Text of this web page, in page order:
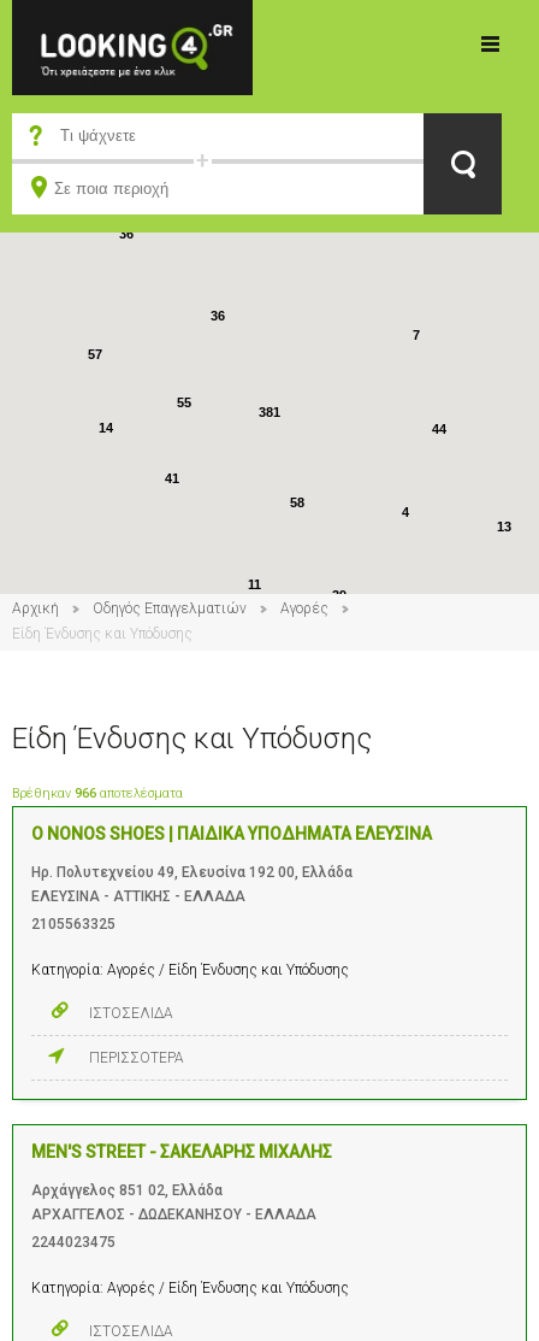
381
57
39
44
41
36
55
36
13
58
14
7
11
4
Αρχική Οδηγός Επαγγελματιών
Αγορές
Είδη Ένδυσης και Υπόδυσης
Είδη Ένδυσης και Υπόδυσης
Βρέθηκαν 966 αποτελέσματα
O NONOS SHOES | ΠΑΙΔΙΚΑ ΥΠΟΔΗΜΑΤΑ ΕΛΕΥΣΙΝΑ
Ηρ. Πολυτεχνείου 49, Ελευσίνα 192 00, Ελλάδα
ΕΛΕΥΣΙΝΑ - ΑΤΤΙΚΗΣ - ΕΛΛΑΔΑ
2105563325
Κατηγορία: Αγορές / Είδη Ένδυσης και Υπόδυσης
ΙΣΤΟΣΕΛΙΔΑ
ΠΕΡΙΣΣΟΤΕΡΑ
MEN'S STREET - ΣΑΚΕΛΑΡΗΣ ΜΙΧΑΛΗΣ
Αρχάγγελος 851 02, Ελλάδα
ΑΡΧΑΓΓΕΛΟΣ - ΔΩΔΕΚΑΝΗΣΟΥ - ΕΛΛΑΔΑ
2244023475
Κατηγορία: Αγορές / Είδη Ένδυσης και Υπόδυσης
ΙΣΤΟΣΕΛΙΔΑ